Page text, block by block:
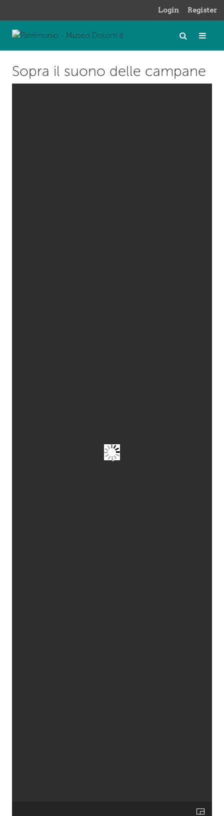
Login Register
Sopra il suono delle campane